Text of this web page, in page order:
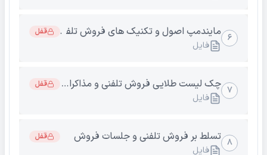
۶ مایندمپ اصول و تکنیک های فروش تلفنی و مذاکره
قفل
فایل
۷ چک لیست طلایی فروش تلفنی و مذاکرات حرفه ای
قفل
فایل
۸ تسلط بر فروش تلفنی و جلسات فروش قفل
فایل